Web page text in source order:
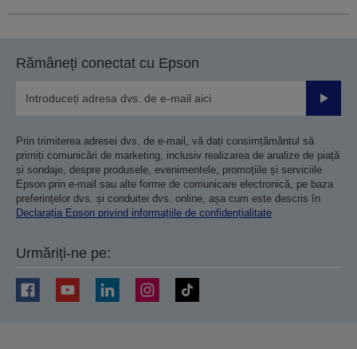
Rămâneți conectat cu Epson
Prin trimiterea adresei dvs. de e-mail, vă dați consimțământul să
primiți comunicări de marketing, inclusiv realizarea de analize de piață
și sondaje, despre produsele, evenimentele, promoțiile și serviciile
Epson prin e-mail sau alte forme de comunicare electronică, pe baza
preferințelor dvs. și conduitei dvs. online, așa cum este descris în
Declarația Epson privind informațiile de confidențialitate
Urmăriți-ne pe: